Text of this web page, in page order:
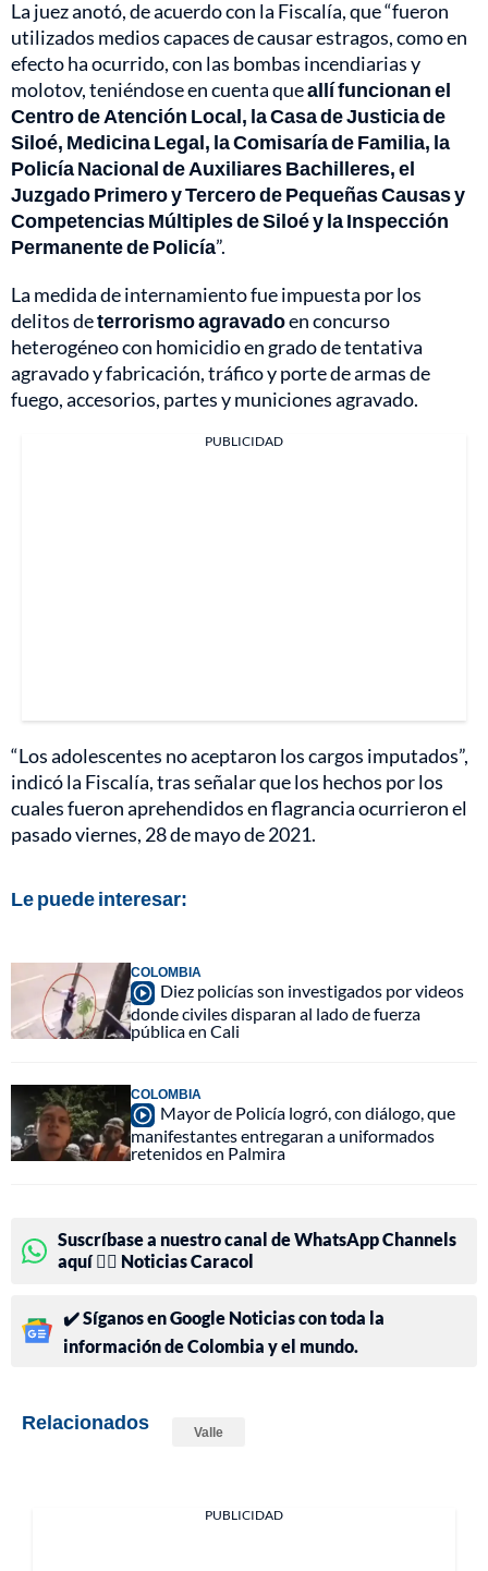
La juez anotó, de acuerdo con la Fiscalía, que “fueron
utilizados medios capaces de causar estragos, como en
efecto ha ocurrido, con las bombas incendiarias y
molotov, teniéndose en cuenta queallí funcionan el
Centro de Atención Local, la Casa de Justicia de
Siloé, Medicina Legal, la Comisaría de Familia, la
Policía Nacional de Auxiliares Bachilleres, el
Juzgado Primero y Tercero de Pequeñas Causas y
Competencias Múltiples de Siloé y la Inspección
Permanente de Policía”.
La medida de internamiento fue impuesta por los
delitos deterrorismo agravadoen concurso
heterogéneo con homicidio en grado de tentativa
agravado y fabricación, tráfico y porte de armas de
fuego, accesorios, partes y municiones agravado.
PUBLICIDAD
“Los adolescentes no aceptaron los cargos imputados”,
indicó la Fiscalía, tras señalar que los hechos por los
cuales fueron aprehendidos en flagrancia ocurrieron el
pasado viernes, 28 de mayo de 2021.
Le puede interesar:
COLOMBIA
Diez policías son investigados por videos
donde civiles disparan al lado de fuerza
pública en Cali
COLOMBIA
Mayor de Policía logró, con diálogo, que
manifestantes entregaran a uniformados
retenidos en Palmira
Suscríbase a nuestro canal de WhatsApp Channels
aquí 👉🏻 Noticias Caracol
✔️ Síganos en Google Noticias con toda la
información de Colombia y el mundo.
Relacionados Valle
PUBLICIDAD